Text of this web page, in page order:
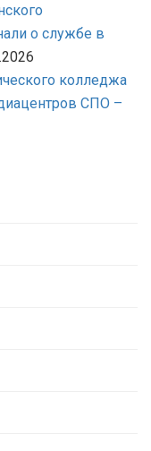
о службе в
колледжа
СПО –